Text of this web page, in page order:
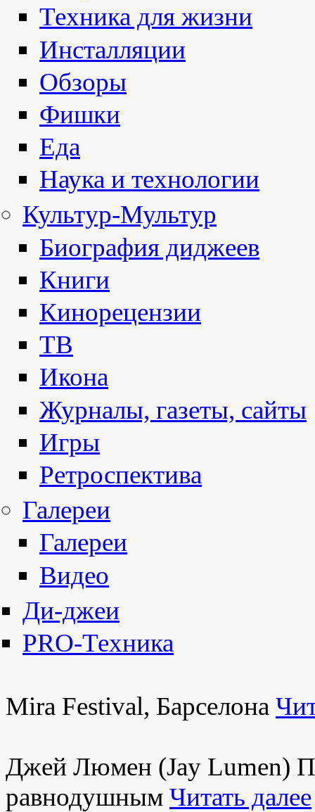
Техника для жизни
Инсталляции
Обзоры
Фишки
Еда
Наука и технологии
Культур-Мультур
Биография диджеев
Книги
Кинорецензии
ТВ
Икона
Журналы, газеты, сайты
Игры
Ретроспектива
Галереи
Галереи
Видео
Ди-джеи
PRO-Техника
Mira Festival, Барселона
Джей Люмен (Jay Lumen)
равнодушным Читать далее